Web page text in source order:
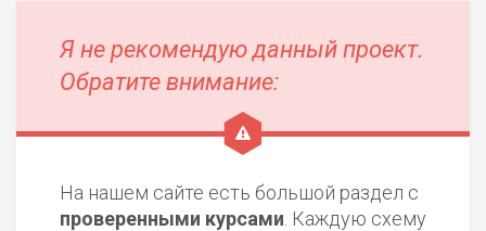
Я не рекомендую данный проект.
Обратите внимание:
На нашем сайте есть большой раздел с
проверенными курсами . Каждую схему